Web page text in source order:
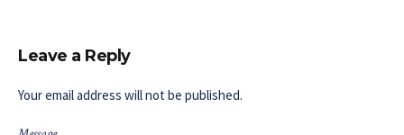
Leave a Reply
Your email address will not be published.